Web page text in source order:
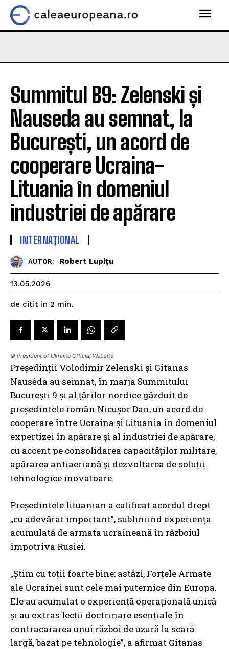
Summitul B9: Zelenski și
Nauseda au semnat, la
București, un acord de
cooperare Ucraina-
Lituania în domeniul
industriei de apărare
INTERNAȚIONAL
AUTOR: Robert Lupițu
13.05.2026
de citit in 2 min.
© President of Ukraine Official Website
Președinții Volodimir Zelenski și Gitanas
Nausėda au semnat, în marja Summitului
București 9 și al țărilor nordice găzduit de
președintele român Nicușor Dan, un acord de
cooperare între Ucraina și Lituania în domeniul
expertizei în apărare și al industriei de apărare,
cu accent pe consolidarea capacităților militare,
apărarea antiaeriană și dezvoltarea de soluții
tehnologice inovatoare.
Președintele lituanian a calificat acordul drept
„cu adevărat important”, subliniind experiența
acumulată de armata ucraineană în războiul
împotriva Rusiei.
„Știm cu toții foarte bine: astăzi, Forțele Armate
ale Ucrainei sunt cele mai puternice din Europa.
Ele au acumulat o experiență operațională unică
și au extras lecții doctrinare esențiale în
contracararea unui război de uzură la scară
largă, bazat pe tehnologie”, a afirmat Gitanas